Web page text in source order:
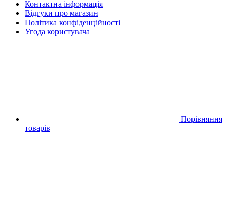
Контактна інформація
Відгуки про магазин
Політика конфіденційності
Угода користувача
Порівняння
товарів